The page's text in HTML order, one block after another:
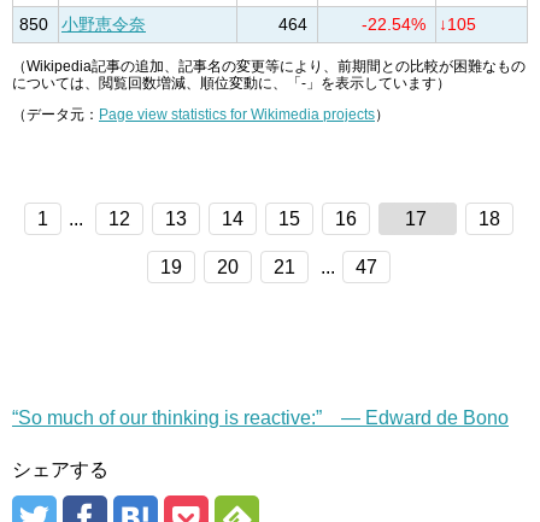
850
小野恵令奈 464 -22.54% ↓105
（Wikipedia記事の追加、記事名の変更等により、前期間との比較が困難なもの
については、閲覧回数増減、順位変動に、「-」を表示しています）
（データ元： Page view statistics for Wikimedia projects）
1 ... 12 13 14 15 16 17 18
19 20 21 ... 47
“So much of our thinking is reactive:” — Edward de Bono
シェアする